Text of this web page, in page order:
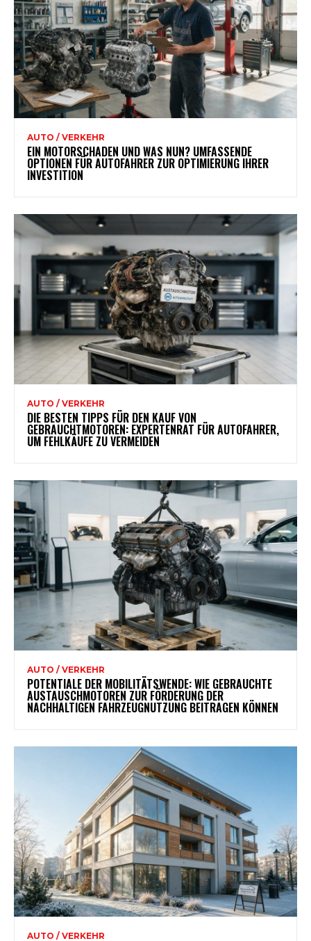
AUTO / VERKEHR
EIN MOTORSCHADEN UND WAS NUN? UMFASSENDE
OPTIONEN FÜR AUTOFAHRER ZUR OPTIMIERUNG IHRER
INVESTITION
AUTO / VERKEHR
DIE BESTEN TIPPS FÜR DEN KAUF VON
GEBRAUCHTMOTOREN: EXPERTENRAT FÜR AUTOFAHRER,
UM FEHLKÄUFE ZU VERMEIDEN
AUTO / VERKEHR
POTENTIALE DER MOBILITÄTSWENDE: WIE GEBRAUCHTE
AUSTAUSCHMOTOREN ZUR FÖRDERUNG DER
NACHHALTIGEN FAHRZEUGNUTZUNG BEITRAGEN KÖNNEN
AUTO / VERKEHR